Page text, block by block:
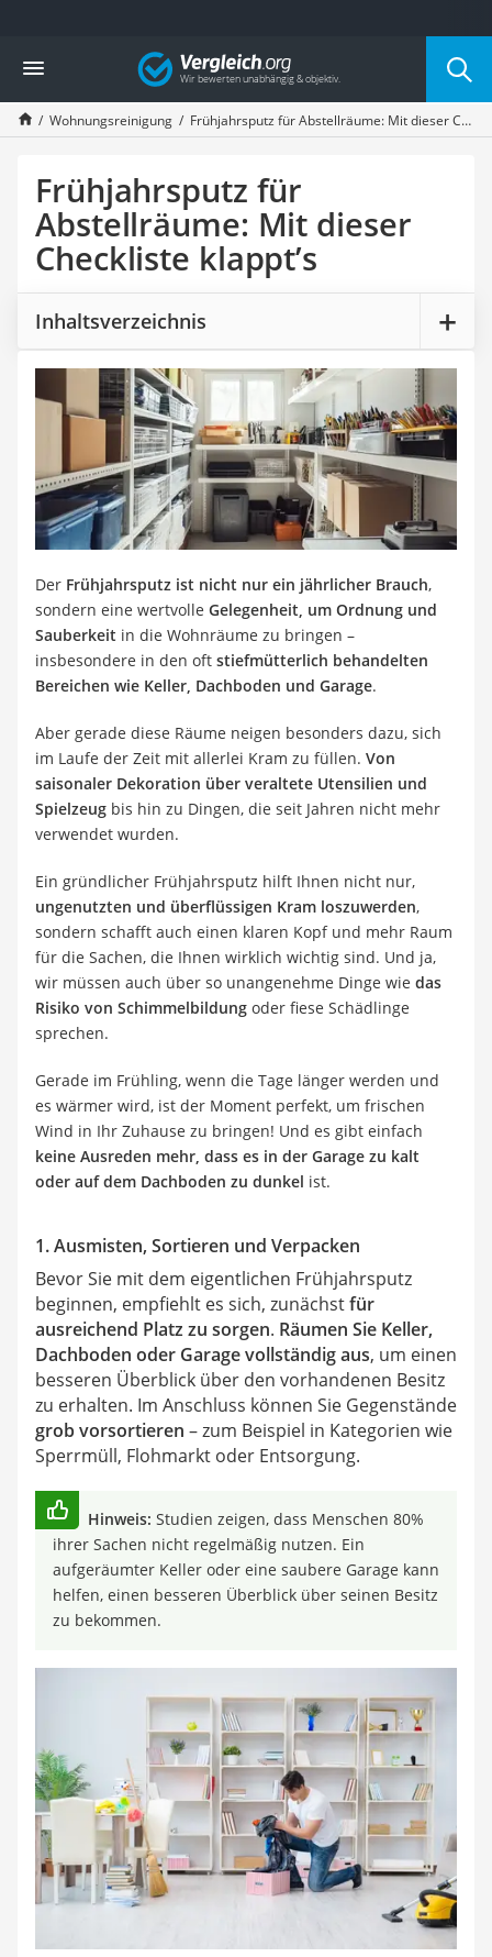
Die beliebtesten Vergleiche nach Kategorie
Haushalt
Wassersprudler
Zentralstaubsauger
Wischroboter
Wäschespinne
Industriestaubsauger
Spülmaschinentabs
Akku-Staubsauger
Eierkocher
AEG-Waschmaschine
Saug-Wisch-Roboter
Handstaubsauger
Milchaufschäumer
Kondenstrockner
Heißwasserspender
Tierhaarstaubsauger
Ecovacs-Saugroboter
Nespresso-Maschine
Messerschärfer
Service
Vergleich
Wohnungsreinigung Frühjahrsputz für Abstellräume: Mit dieser Checkliste klappt’s
Frühjahrsputz für
Abstellräume: Mit dieser
Checkliste klappt’s
Inhaltsverzeichnis
Der Frühjahrsputz ist nicht nur ein jährlicher Brauch,
sondern eine wertvolle Gelegenheit, um Ordnung und
Sauberkeit in die Wohnräume zu bringen –
insbesondere in den oft stiefmütterlich behandelten
Bereichen wie Keller, Dachboden und Garage.
Aber gerade diese Räume neigen besonders dazu, sich
im Laufe der Zeit mit allerlei Kram zu füllen. Von
saisonaler Dekoration über veraltete Utensilien und
Spielzeug bis hin zu Dingen, die seit Jahren nicht mehr
verwendet wurden.
Ein gründlicher Frühjahrsputz hilft Ihnen nicht nur,
ungenutzten und überflüssigen Kram loszuwerden,
sondern schafft auch einen klaren Kopf und mehr Raum
für die Sachen, die Ihnen wirklich wichtig sind. Und ja,
wir müssen auch über so unangenehme Dinge wie das
Risiko von Schimmelbildung oder fiese Schädlinge
sprechen.
Gerade im Frühling, wenn die Tage länger werden und
es wärmer wird, ist der Moment perfekt, um frischen
Wind in Ihr Zuhause zu bringen! Und es gibt einfach
keine Ausreden mehr, dass es in der Garage zu kalt
oder auf dem Dachboden zu dunkel ist.
1. Ausmisten, Sortieren und Verpacken
Bevor Sie mit dem eigentlichen Frühjahrsputz
beginnen, empfiehlt es sich, zunächstfür
ausreichend Platz zu sorgen. Räumen Sie Keller,
Dachboden oder Garage vollständig aus, um einen
besseren Überblick über den vorhandenen Besitz
zu erhalten. Im Anschluss können Sie Gegenstände
grob vorsortieren – zum Beispiel in Kategorien wie
Sperrmüll, Flohmarkt oder Entsorgung.
Hinweis: Studien zeigen, dass Menschen 80%
ihrer Sachen nicht regelmäßig nutzen. Ein
aufgeräumter Keller oder eine saubere Garage kann
helfen, einen besseren Überblick über seinen Besitz
zu bekommen.